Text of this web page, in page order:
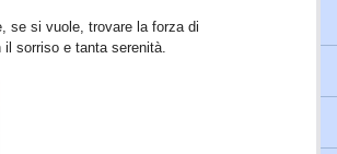
se si vuole, trovare la forza di
sorriso e tanta serenità.